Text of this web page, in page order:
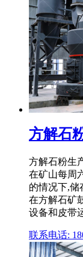
方解石
方解石粉生
在矿山每周
的情况下,储
在方解石矿
设备和皮带
联系电话: